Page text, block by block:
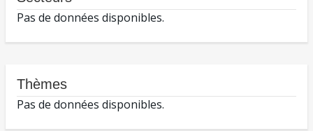
Pas de données disponibles.
Thèmes
Pas de données disponibles.